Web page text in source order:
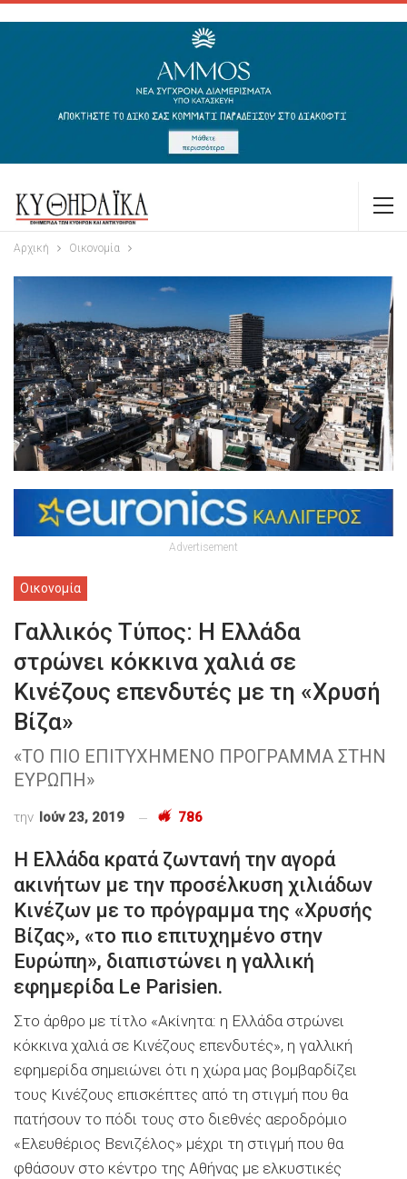
Αρχική Οικονομία
Advertisement
Οικονομία
Γαλλικός Τύπος: Η Ελλάδα
στρώνει κόκκινα χαλιά σε
Κινέζους επενδυτές με τη «Χρυσή
Βίζα»
«ΤΟ ΠΙΟ ΕΠΙΤΥΧΗΜΕΝΟ ΠΡΟΓΡΑΜΜΑ ΣΤΗΝ
ΕΥΡΩΠΗ»
την Ιούν 23, 2019 786
H Eλλάδα κρατά ζωντανή την αγορά
ακινήτων με την προσέλκυση χιλιάδων
Κινέζων με το πρόγραμμα της «Χρυσής
Βίζας», «το πιο επιτυχημένο στην
Ευρώπη», διαπιστώνει η γαλλική
εφημερίδα Le Parisien.
Στο άρθρο με τίτλο «Aκίνητα: η Ελλάδα στρώνει
κόκκινα χαλιά σε Κινέζους επενδυτές», η γαλλική
εφημερίδα σημειώνει ότι η χώρα μας βομβαρδίζει
τους Κινέζους επισκέπτες από τη στιγμή που θα
πατήσουν το πόδι τους στο διεθνές αεροδρόμιο
«Ελευθέριος Βενιζέλος» μέχρι τη στιγμή που θα
φθάσουν στο κέντρο της Αθήνας με ελκυστικές